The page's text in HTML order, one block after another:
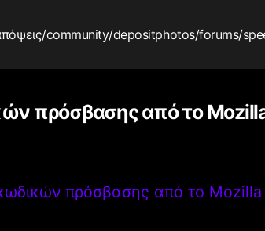
/community/depositphotos/forums/
πρόσβασης από το
πρόσβασης από το